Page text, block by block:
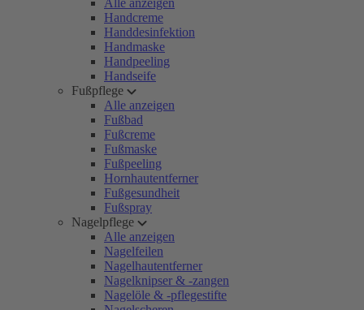
Alle anzeigen
Handcreme
Handdesinfektion
Handmaske
Handpeeling
Handseife
Fußpflege
Alle anzeigen
Fußbad
Fußcreme
Fußmaske
Fußpeeling
Hornhautentferner
Fußgesundheit
Fußspray
Nagelpflege
Alle anzeigen
Nagelfeilen
Nagelhautentferner
Nagelknipser & -zangen
Nagelöle & -pflegestifte